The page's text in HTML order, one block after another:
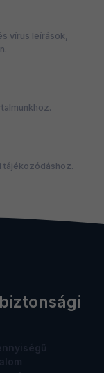
vírus leírások,
tájékozódáshoz.